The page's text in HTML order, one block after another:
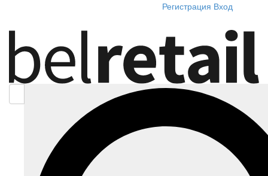
Регистрация Вход